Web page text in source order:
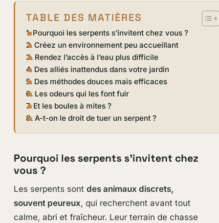
TABLE DES MATIÈRES
Pourquoi les serpents s’invitent chez vous ?
Créez un environnement peu accueillant
Rendez l’accès à l’eau plus difficile
Des alliés inattendus dans votre jardin
Des méthodes douces mais efficaces
Les odeurs qui les font fuir
Et les boules à mites ?
A-t-on le droit de tuer un serpent ?
Pourquoi les serpents s’invitent chez
vous ?
Les serpents sont des animaux discrets,
souvent peureux, qui recherchent avant tout
calme, abri et fraîcheur. Leur terrain de chasse